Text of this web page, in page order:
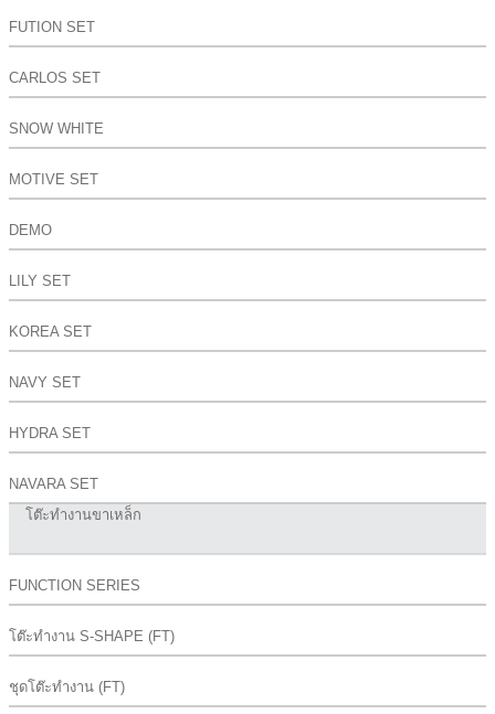
FUTION SET
CARLOS SET
SNOW WHITE
MOTIVE SET
DEMO
LILY SET
KOREA SET
NAVY SET
HYDRA SET
NAVARA SET
โต๊ะทำงานขาเหล็ก
FUNCTION SERIES
โต๊ะทำงาน S-SHAPE (FT)
ชุดโต๊ะทำงาน (FT)